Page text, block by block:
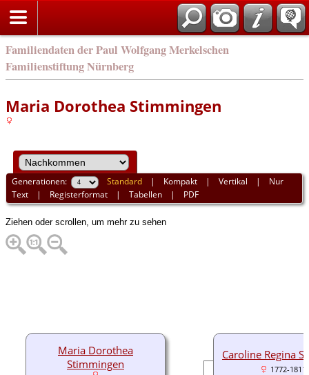
Familiendaten der Paul Wolfgang Merkelschen
Familienstiftung Nürnberg
Maria Dorothea Stimmingen
Generationen: Standard | Kompakt |Vertikal | Nur
Text | Registerformat |Tabellen | PDF
Ziehen oder scrollen, um mehr zu sehen
Caroline Regina
1772-1811
Maria Dorothea
Stimmingen